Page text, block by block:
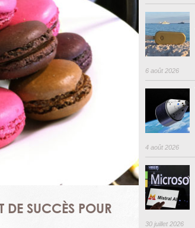
DE SUCCÈS POUR
6 août 2026
4 août 2026
30 juillet 2026